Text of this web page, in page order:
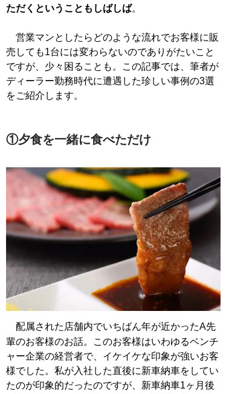
ただくということもしばしば。
営業マンとしたらどのような流れでお客様に販
売しても1台には変わらないのでありがたいこと
ですが、少々困ることも。この記事では、筆者が
ディーラー勤務時代に遭遇した珍しい事例の3選
をご紹介します。
①夕食を一緒に食べただけ
配属された店舗内でいちばん年が近かったA先
輩のお客様のお話。このお客様はいわゆるベンチ
ャー企業の経営者で、イケイケな印象が強いお客
様でした。私が入社した直後に新車納車をしてい
たのが印象的だったのですが、新車納車1ヶ月後